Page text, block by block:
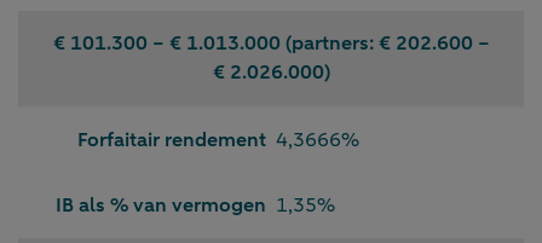
€ 101.300 − € 1.013.000 (partners: € 202.600 −
€ 2.026.000)
Forfaitair rendement 4,3666%
IB als % van vermogen 1,35%